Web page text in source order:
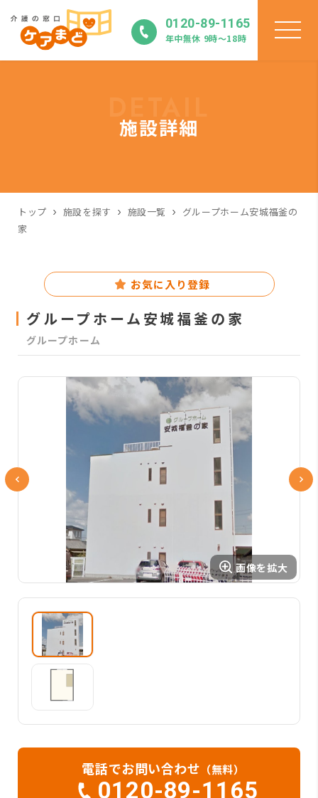
0120-89-1165
年中無休 9時〜18時
施設詳細
トップ 施設を探す 施設一覧
グループホーム安城福釜の
家
お気に入り登録
グループホーム安城福釜の家
グループホーム
電話でお問い合わせ （無料）
0120-89-1165